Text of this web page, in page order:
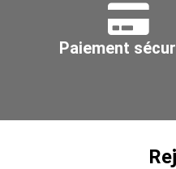
Paiement